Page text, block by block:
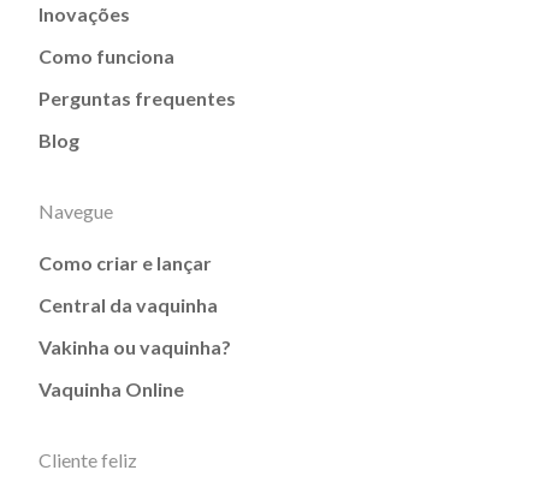
Inovações
Como funciona
Perguntas frequentes
Blog
Navegue
Como criar e lançar
Central da vaquinha
Vakinha ou vaquinha?
Vaquinha Online
Cliente feliz